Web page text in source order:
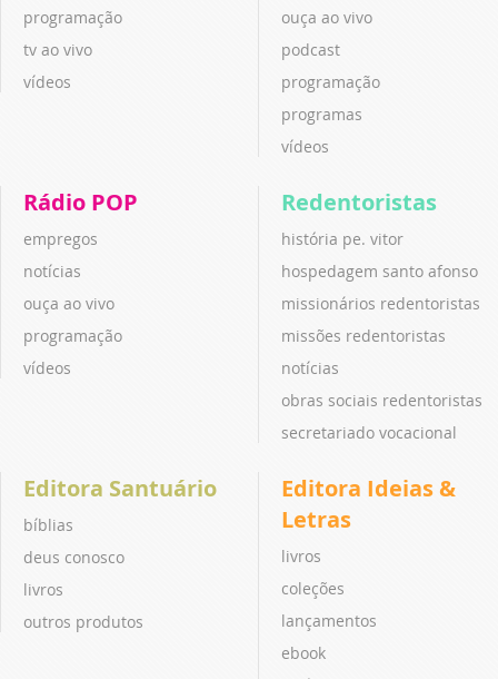
programação
tv ao vivo
vídeos
ouça ao vivo
podcast
programação
programas
vídeos
Rádio POP
empregos
notícias
ouça ao vivo
programação
vídeos
Redentoristas
história pe. vitor
hospedagem santo afonso
missionários redentoristas
missões redentoristas
notícias
obras sociais redentoristas
secretariado vocacional
Editora Santuário
bíblias
deus conosco
livros
outros produtos
Editora Ideias &
Letras
livros
coleções
lançamentos
ebook